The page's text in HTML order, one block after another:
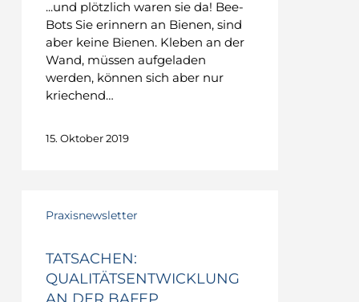
...und plötzlich waren sie da! Bee-
Bots Sie erinnern an Bienen, sind
aber keine Bienen. Kleben an der
Wand, müssen aufgeladen
werden, können sich aber nur
kriechend…
15. Oktober 2019
Qualitätsentwicklung
BAfEP
Kettenbrücke
Praxisnewsletter
TATSACHEN:
QUALITÄTSENTWICKLUNG